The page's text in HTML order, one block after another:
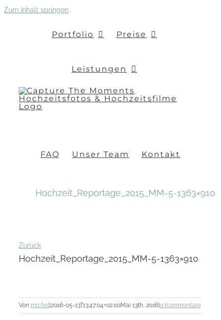
Zum Inhalt springen
Portfolio Preise
Leistungen
FAQ Unser Team Kontakt
Hochzeit_Reportage_2015_MM-5-1363×910
Zurück
Hochzeit_Reportage_2015_MM-5-1363×910
Von michel |2016-05-13T13:47:04+02:00Mai 13th, 2016|0 Kommentare